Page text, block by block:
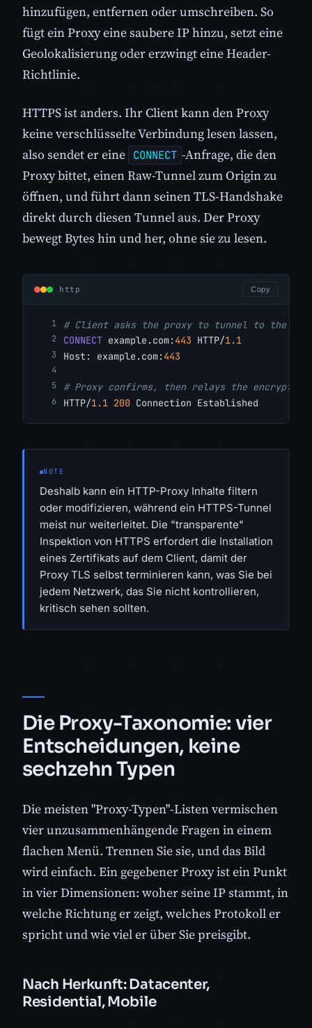
hinzufügen, entfernen oder umschreiben. So
fügt ein Proxy eine saubere IP hinzu, setzt eine
Geolokalisierung oder erzwingt eine Header-
Richtlinie.
HTTPS ist anders. Ihr Client kann den Proxy
keine verschlüsselte Verbindung lesen lassen,
also sendet er eine CONNECT -Anfrage, die den
Proxy bittet, einen Raw-Tunnel zum Origin zu
öffnen, und führt dann seinen TLS-Handshake
direkt durch diesen Tunnel aus. Der Proxy
bewegt Bytes hin und her, ohne sie zu lesen.
http Copy
# Client asks the proxy to tunnel to the
CONNECT example.com:443 HTTP/1.1
Host: example.com:443
# Proxy confirms, then relays the encrypted
HTTP/1.1 200 Connection Established
NOTE
Deshalb kann ein HTTP-Proxy Inhalte filtern
oder modifizieren, während ein HTTPS-Tunnel
meist nur weiterleitet. Die "transparente"
Inspektion von HTTPS erfordert die Installation
eines Zertifikats auf dem Client, damit der
Proxy TLS selbst terminieren kann, was Sie bei
jedem Netzwerk, das Sie nicht kontrollieren,
kritisch sehen sollten.
Die Proxy-Taxonomie: vier
Entscheidungen, keine
sechzehn Typen
Die meisten "Proxy-Typen"-Listen vermischen
vier unzusammenhängende Fragen in einem
flachen Menü. Trennen Sie sie, und das Bild
wird einfach. Ein gegebener Proxy ist ein Punkt
in vier Dimensionen: woher seine IP stammt, in
welche Richtung er zeigt, welches Protokoll er
spricht und wie viel er über Sie preisgibt.
Nach Herkunft: Datacenter,
Residential, Mobile